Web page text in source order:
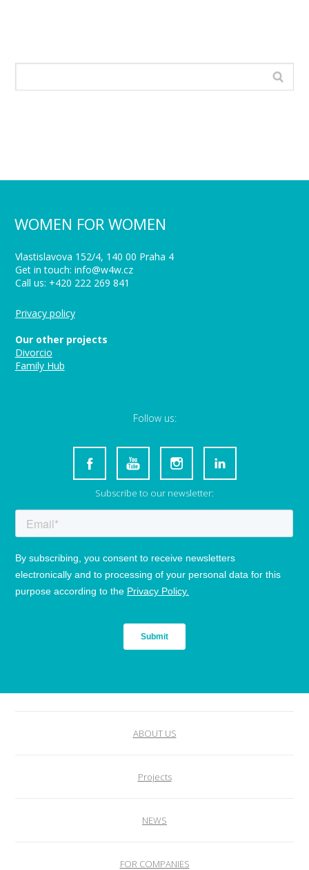
WOMEN FOR WOMEN
Vlastislavova 152/4, 140 00 Praha 4
Get in touch: info@w4w.cz
Call us: +420 222 269 841
Privacy policy
Our other projects
Divorcio
Family Hub
Follow us:
Subscribe to our newsletter:
ABOUT US
Projects
NEWS
FOR COMPANIES